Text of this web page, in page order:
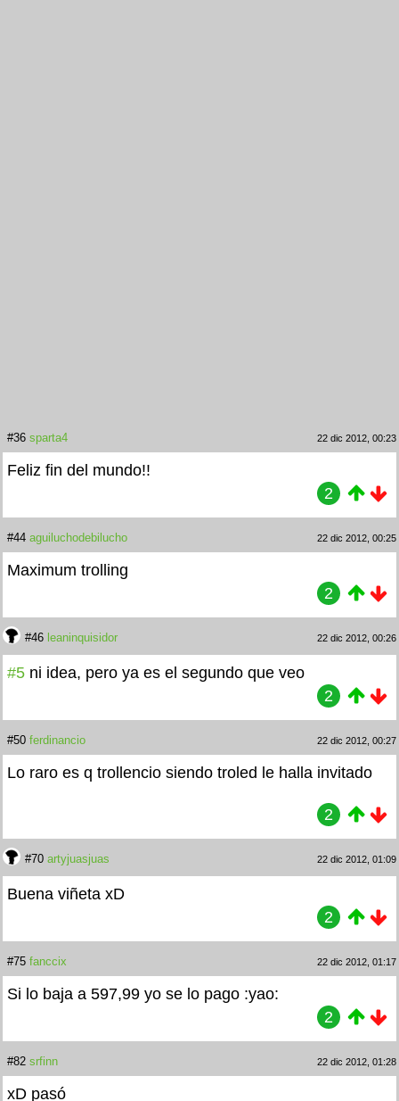
#36 sparta4 22 dic 2012, 00:23
Feliz fin del mundo!!
2
#44 aguiluchodebilucho 22 dic 2012, 00:25
Maximum trolling
2
#46 leaninquisidor 22 dic 2012, 00:26
#5 ni idea, pero ya es el segundo que veo
2
#50 ferdinancio 22 dic 2012, 00:27
Lo raro es q trollencio siendo troled le halla invitado
2
#70 artyjuasjuas 22 dic 2012, 01:09
Buena viñeta xD
2
#75 fanccix 22 dic 2012, 01:17
Si lo baja a 597,99 yo se lo pago :yao:
2
#82 srfinn 22 dic 2012, 01:28
xD pasó